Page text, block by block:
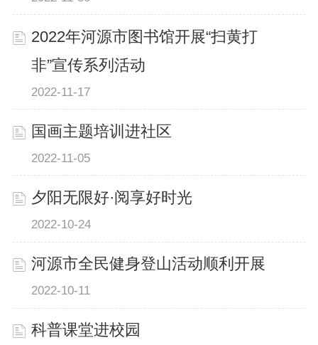
2022年河源市图书馆开展“扫黄打
非”宣传系列活动
2022-11-17
国画主题培训进社区
2022-11-05
夕阳无限好·阅享好时光
2022-10-24
河源市全民健身登山活动顺利开展
2022-10-11
科普课堂进校园